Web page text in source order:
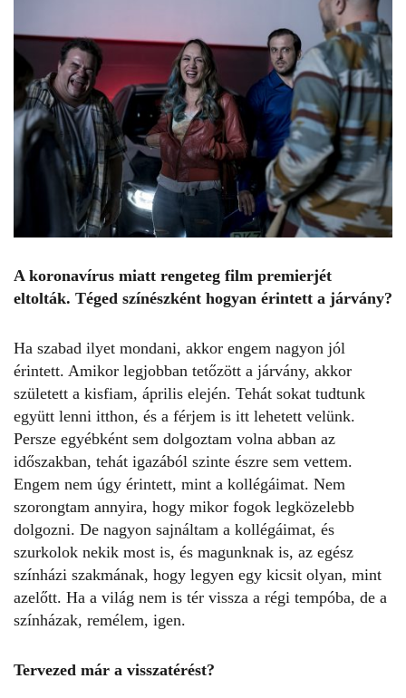
A koronavírus miatt rengeteg film premierjét
eltolták. Téged színészként hogyan érintett a járvány?
Ha szabad ilyet mondani, akkor engem nagyon jól
érintett. Amikor legjobban tetőzött a járvány, akkor
született a kisfiam, április elején. Tehát sokat tudtunk
együtt lenni itthon, és a férjem is itt lehetett velünk.
Persze egyébként sem dolgoztam volna abban az
időszakban, tehát igazából szinte észre sem vettem.
Engem nem úgy érintett, mint a kollégáimat. Nem
szorongtam annyira, hogy mikor fogok legközelebb
dolgozni. De nagyon sajnáltam a kollégáimat, és
szurkolok nekik most is, és magunknak is, az egész
színházi szakmának, hogy legyen egy kicsit olyan, mint
azelőtt. Ha a világ nem is tér vissza a régi tempóba, de a
színházak, remélem, igen.
Tervezed már a visszatérést?